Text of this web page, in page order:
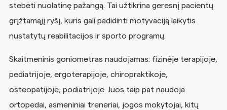
stebėti nuolatinę pažangą. Tai užtikrina geresnį pacientų
grįžtamąjį ryšį, kuris gali padidinti motyvaciją laikytis
nustatytų reabilitacijos ir sporto programų.
Skaitmeninis goniometras naudojamas: fizinėje terapijoje,
pediatrijoje, ergoterapijoje, chiropraktikoje,
osteopatijoje, podiatrijoje. Juos taip pat naudoja
ortopedai, asmeniniai treneriai, jogos mokytojai, kitų